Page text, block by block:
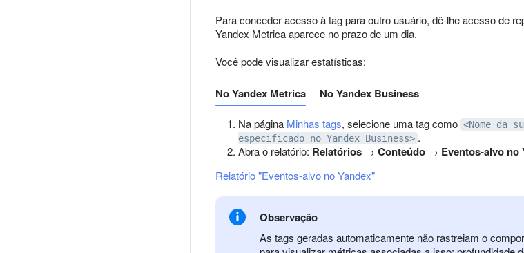
Para conceder acesso à tag para outro usuário, dê-lhe acesso de
Yandex Metrica aparece no prazo de um dia.
Você pode visualizar estatísticas:
No Yandex Metrica No Yandex Business
Na página Minhas tags, selecione uma tag como <Nome da
especificado no Yandex Business> .
Abra o relatório: Relatórios → Conteúdo → Eventos-alvo no
Relatório "Eventos-alvo no Yandex"
Observação
As tags geradas automaticamente não rastreiam o